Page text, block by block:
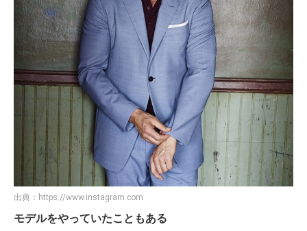
出典： https://www.instagram.com
モデルをやっていたこともある